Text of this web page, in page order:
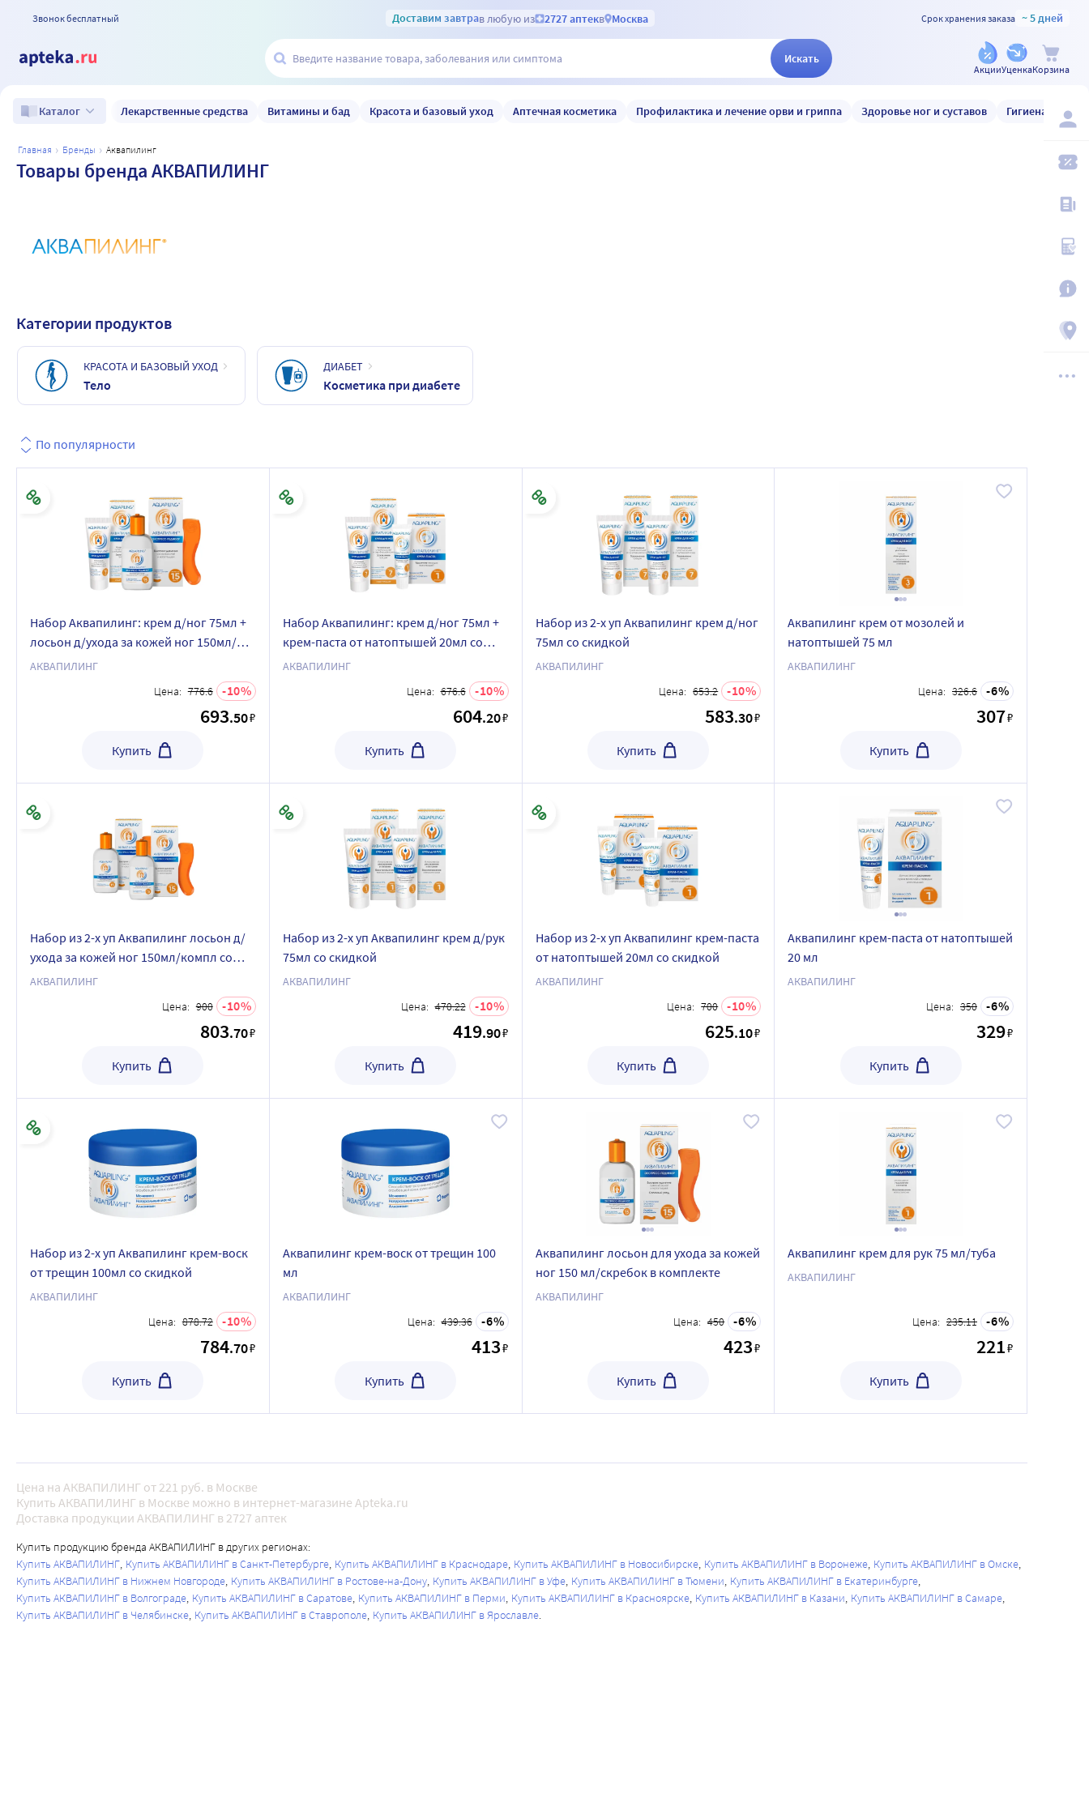
Звонок бесплатный Доставим завтрав любую из 2727 аптекв Москва Срок хранения заказа ~ 5 дней
Искать
АкцииУценкаКорзина
Каталог Лекарственные средства Витамины и бад Красота и базовый уход Аптечная косметика Профилактика и лечение орви и гриппа Здоровье ног и суставов Гигиена и уход
главная бренды аквапилинг
Товары бренда АКВАПИЛИНГ
Категории продуктов
КРАСОТА И БАЗОВЫЙ УХОД
Тело
ДИАБЕТ
Косметика при диабете
По популярности
Набор Аквапилинг: крем д/ног 75мл +
лосьон д/ухода за кожей ног 150мл/
компл со скребком со скидкой
АКВАПИЛИНГ
Цена: 776.6 10
693.50₽
Купить
Набор Аквапилинг: крем д/ног 75мл +
крем-паста от натоптышей 20мл со
скидкой
АКВАПИЛИНГ
Цена: 676.6 10
604.20₽
Купить
Набор из 2-х уп Аквапилинг крем д/ног
75мл со скидкой
АКВАПИЛИНГ
Цена: 653.2 10
583.30₽
Купить
Аквапилинг крем от мозолей и
натоптышей 75 мл
АКВАПИЛИНГ
Цена: 326.6 6
307₽
Купить
Набор из 2-х уп Аквапилинг лосьон д/
ухода за кожей ног 150мл/компл со
скребком со скидкой
АКВАПИЛИНГ
Цена: 900 10
803.70₽
Купить
Набор из 2-х уп Аквапилинг крем д/рук
75мл со скидкой
АКВАПИЛИНГ
Цена: 470.22 10
419.90₽
Купить
Набор из 2-х уп Аквапилинг крем-паста
от натоптышей 20мл со скидкой
АКВАПИЛИНГ
Цена: 700 10
625.10₽
Купить
Аквапилинг крем-паста от натоптышей
20 мл
АКВАПИЛИНГ
Цена: 350 6
329₽
Купить
Набор из 2-х уп Аквапилинг крем-воск
от трещин 100мл со скидкой
АКВАПИЛИНГ
Цена: 878.72 10
784.70₽
Купить
Аквапилинг крем-воск от трещин 100
мл
АКВАПИЛИНГ
Цена: 439.36 6
413₽
Купить
Аквапилинг лосьон для ухода за кожей
ног 150 мл/скребок в комплекте
АКВАПИЛИНГ
Цена: 450 6
423₽
Купить
Аквапилинг крем для рук 75 мл/туба
АКВАПИЛИНГ
Цена: 235.11 6
221₽
Купить
Цена на АКВАПИЛИНГ от 221 руб. в Москве
Купить АКВАПИЛИНГ в Москве можно в интернет-магазине Apteka.ru
Доставка продукции АКВАПИЛИНГ в 2727 аптек
Купить продукцию бренда АКВАПИЛИНГ в других регионах:
Купить АКВАПИЛИНГ Купить АКВАПИЛИНГ в Санкт-Петербурге Купить АКВАПИЛИНГ в Краснодаре Купить АКВАПИЛИНГ в Новосибирске Купить АКВАПИЛИНГ в Воронеже Купить АКВАПИЛИНГ в Омске
Купить АКВАПИЛИНГ в Нижнем Новгороде Купить АКВАПИЛИНГ в Ростове-на-Дону Купить АКВАПИЛИНГ в Уфе Купить АКВАПИЛИНГ в Тюмени Купить АКВАПИЛИНГ в Екатеринбурге
Купить АКВАПИЛИНГ в Волгограде Купить АКВАПИЛИНГ в Саратове Купить АКВАПИЛИНГ в Перми Купить АКВАПИЛИНГ в Красноярске Купить АКВАПИЛИНГ в Казани Купить АКВАПИЛИНГ в Самаре
Купить АКВАПИЛИНГ в Челябинске Купить АКВАПИЛИНГ в Ставрополе Купить АКВАПИЛИНГ в Ярославле